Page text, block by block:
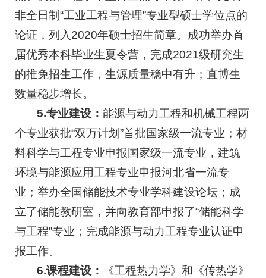
非全日制“工业工程与管理”专业型硕士学位点的
论证，列入2020年硕士招生简章。成功举办首
届优秀本科毕业生夏令营，完成2021级研究生
的推免招生工作，生源质量稳中有升；直博生
数量稳步增长。
5.专业建设：能源与动力工程和机械工程两
个专业获批“双万计划”首批国家级一流专业；材
料科学与工程专业申报国家级一流专业，建筑
环境与能源应用工程专业申报河北省一流专
业；举办全国储能技术专业学科建设论坛；成
立了储能教研室，并向教育部申报了“储能科学
与工程”专业；完成能源与动力工程专业认证申
报工作。
6.课程建设：
《工程热力学》和《传热学》